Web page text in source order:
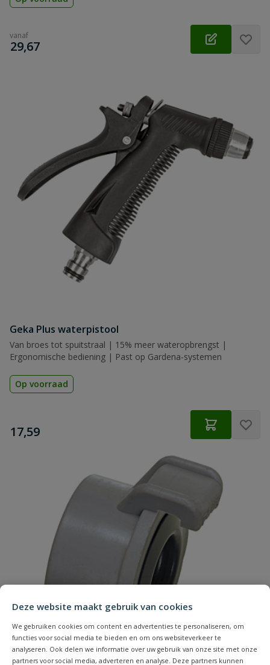
Deze website maakt gebruik van cookies
We gebruiken cookies om content en advertenties te personaliseren, om
functies voor social media te bieden en om ons websiteverkeer te
analyseren. Ook delen we informatie over uw gebruik van onze site met onze
partners voor social media, adverteren en analyse. Deze partners kunnen
vanaf
€
29,67
Geka Plus waterpistool
Van broes tot spuitstraal | 15% meer wateropbrengst |
Ergonomische bediening | Past op Gardena-systemen
Op voorraad
€
17,59